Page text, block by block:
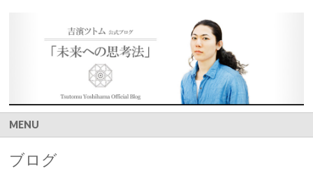
MENU
ブログ